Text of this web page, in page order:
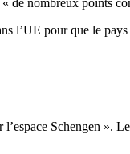
de nombreux points
pour que le
Schengen ».